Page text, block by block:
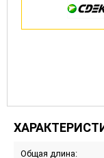
Общая длина: